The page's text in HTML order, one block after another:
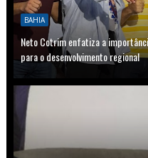
BAHIA
Neto Cotrim enfatiza a
para o desenvolvimento regional